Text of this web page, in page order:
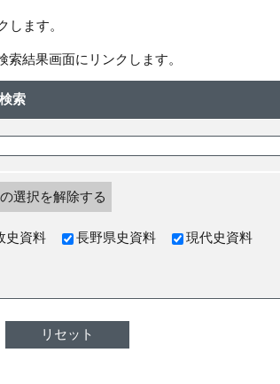
ます。
索結果画面にリンクします。
検索
選択を解除する
史資料 長野県史資料 現代史資料